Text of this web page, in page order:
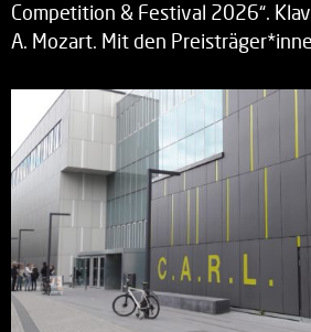
Competition & Festival 2026“.
A. Mozart. Mit den